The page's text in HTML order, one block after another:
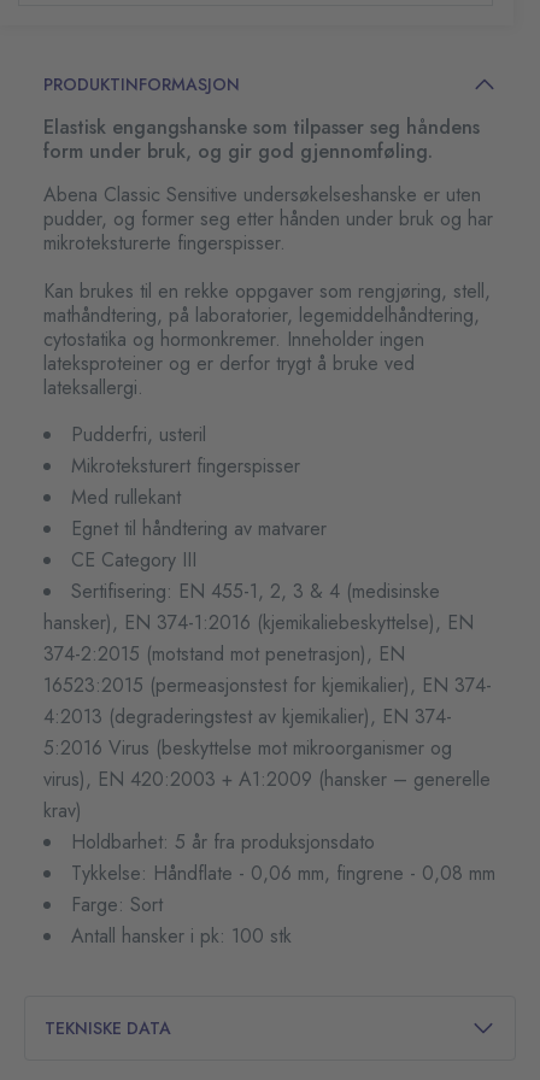
PRODUKTINFORMASJON
Elastisk engangshanske som tilpasser seg håndens
form under bruk, og gir god gjennomføling.
Abena Classic Sensitive undersøkelseshanske er uten
pudder, og former seg etter hånden under bruk og har
mikroteksturerte fingerspisser.
Kan brukes til en rekke oppgaver som rengjøring, stell,
mathåndtering, på laboratorier, legemiddelhåndtering,
cytostatika og hormonkremer. Inneholder ingen
lateksproteiner og er derfor trygt å bruke ved
lateksallergi.
Pudderfri, usteril
Mikroteksturert fingerspisser
Med rullekant
Egnet til håndtering av matvarer
CE Category III
Sertifisering: EN 455-1, 2, 3 & 4 (medisinske
hansker), EN 374-1:2016 (kjemikaliebeskyttelse), EN
374-2:2015 (motstand mot penetrasjon), EN
16523:2015 (permeasjonstest for kjemikalier), EN 374-
4:2013 (degraderingstest av kjemikalier), EN 374-
5:2016 Virus (beskyttelse mot mikroorganismer og
virus), EN 420:2003 + A1:2009 (hansker – generelle
krav)
Holdbarhet: 5 år fra produksjonsdato
Tykkelse: Håndflate - 0,06 mm, fingrene - 0,08 mm
Farge: Sort
Antall hansker i pk: 100 stk
TEKNISKE DATA